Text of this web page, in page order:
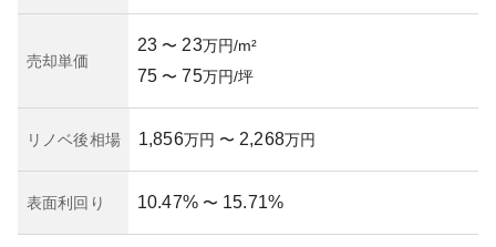
構造的な制約や、耐震性などが挙げられますが、しっかり
なお、管理状況についても良好であり、居住者同士のコミ
ュニケーションも比較的しっかりしているため、安心でき
売却単価
23 〜 23万円/m²
75 〜 75万円/坪
リノベ後相場 1,856万円 〜 2,268万円
表面利回り 10.47% 〜 15.71%